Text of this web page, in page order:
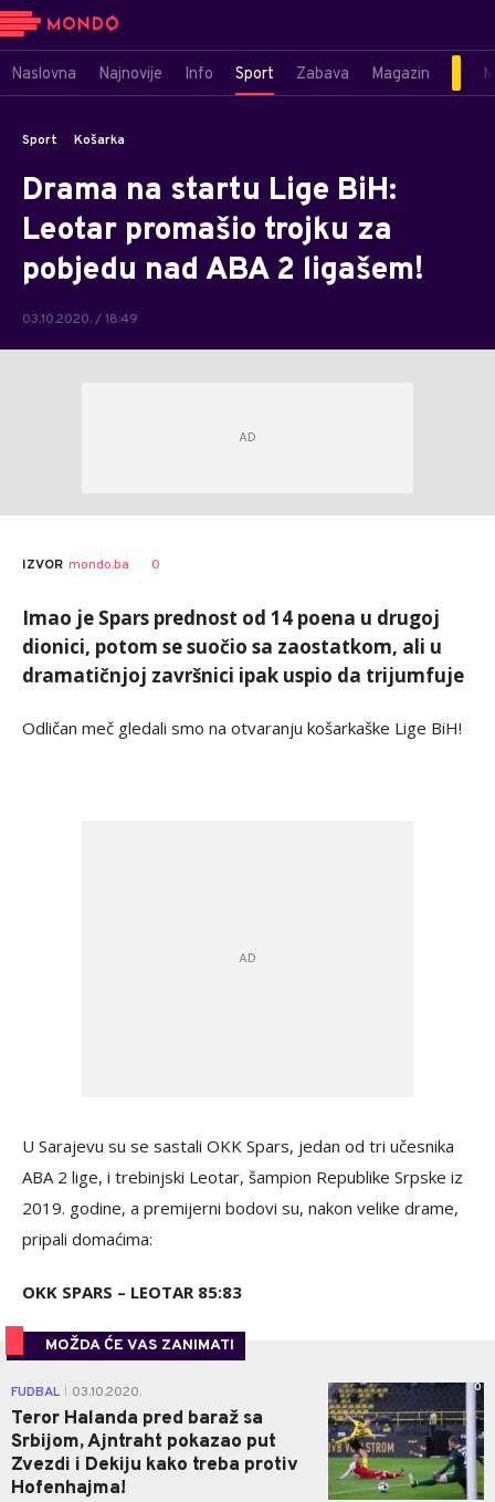
Naslovna Najnovije Info Sport Zabava Magazin
Sport Košarka
Drama na startu Lige BiH:
Leotar promašio trojku za
pobjedu nad ABA 2 ligašem!
03.10.2020. / 18:49
IZVOR mondo.ba 0
Imao je Spars prednost od 14 poena u drugoj
dionici, potom se suočio sa zaostatkom, ali u
dramatičnjoj završnici ipak uspio da trijumfuje
Odličan meč gledali smo na otvaranju košarkaške Lige BiH!
U Sarajevu su se sastali OKK Spars, jedan od tri učesnika
ABA 2 lige, i trebinjski Leotar, šampion Republike Srpske iz
2019. godine, a premijerni bodovi su, nakon velike drame,
pripali domaćima:
OKK SPARS – LEOTAR 85:83
MOŽDA ĆE VAS ZANIMATI
FUDBAL 03.10.2020.
Teror Halanda pred baraž sa
Srbijom, Ajntraht pokazao put
Zvezdi i Dekiju kako treba protiv
Hofenhajma!
0